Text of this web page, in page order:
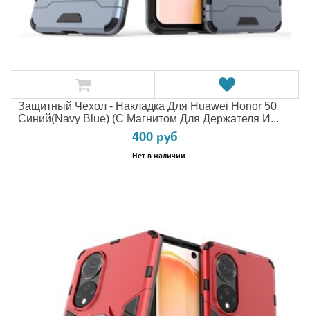
Защитный Чехол - Накладка Для Huawei Honor 50
Синий(Navy Blue) (с Магнитом Для Держателя И...
400 руб
Нет в наличии